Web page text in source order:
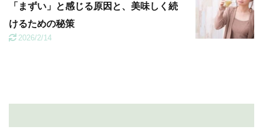
「まずい」と感じる原因と、美味しく続
けるための秘策
2026/2/14